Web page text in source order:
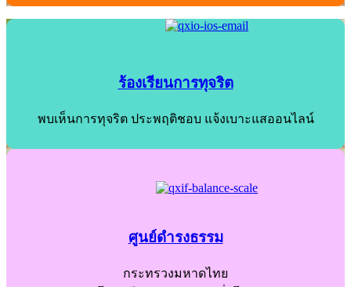
ร้องเรียนการทุจริต
พบเห็นการทุจริต ประพฤติชอบ แจ้งเบาะแสออนไลน์
ศูนย์ดำรงธรรม
กระทรวงมหาดไทย